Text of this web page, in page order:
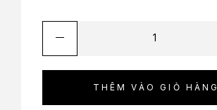
THÊM VÀO GIỎ HÀNG